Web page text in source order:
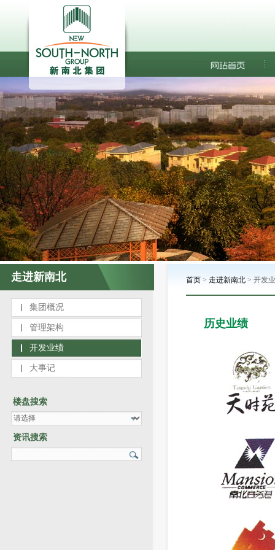
走进新南北
集团概况
管理架构
开发业绩
大事记
楼盘搜索
资讯搜索
首页 > 走进新南北 > 开发
历史业绩